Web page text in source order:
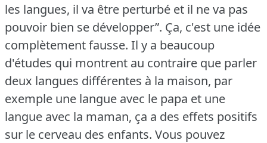
les langues, il va être perturbé et il ne va pas
pouvoir bien se développer”. Ça, c'est une idée
complètement fausse. Il y a beaucoup
d'études qui montrent au contraire que parler
deux langues différentes à la maison, par
exemple une langue avec le papa et une
langue avec la maman, ça a des effets positifs
sur le cerveau des enfants. Vous pouvez